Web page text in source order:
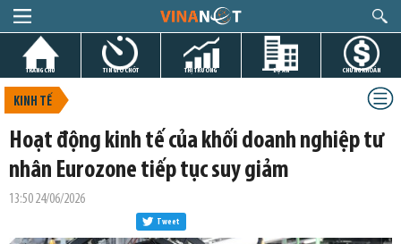
TRANG CHỦ TIN GIỜ CHÓT THỊ TRƯỜNG DỰ ÁN CHỨNG KHOÁN
KINH TẾ
Hoạt động kinh tế của khối doanh nghiệp tư
nhân Eurozone tiếp tục suy giảm
13:50 24/06/2026
Tweet